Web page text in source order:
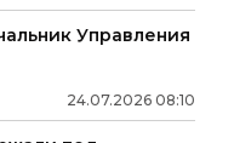
Управления
24.07.2026 08:10